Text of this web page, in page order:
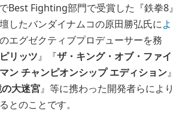
Best Fighting部門で受賞した『鉄拳8』
したバンダイナムコの原田勝弘氏によ
エグゼクティブプロデューサーを務
リッツ』『ザ・キング・オブ・ファイ
ン チャンピオンシップ エディション』
大迷宮』等に携わった開発者らにより
とのことです。